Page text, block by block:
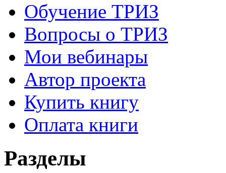
Обучение ТРИЗ
Вопросы о ТРИЗ
Мои вебинары
Автор проекта
Купить книгу
Оплата книги
Разделы